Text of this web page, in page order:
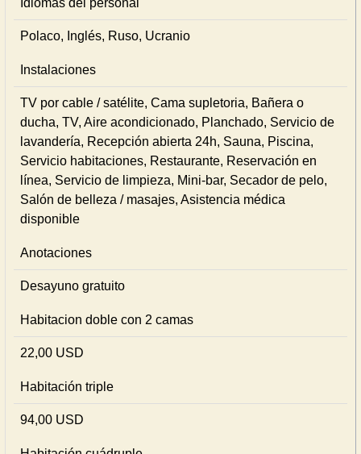
Idiomas del personal
Polaco, Inglés, Ruso, Ucranio
Instalaciones
TV por cable / satélite, Cama supletoria, Bañera o
ducha, TV, Aire acondicionado, Planchado, Servicio de
lavandería, Recepción abierta 24h, Sauna, Piscina,
Servicio habitaciones, Restaurante, Reservación en
línea, Servicio de limpieza, Mini-bar, Secador de pelo,
Salón de belleza / masajes, Asistencia médica
disponible
Anotaciones
Desayuno gratuito
Habitacion doble con 2 camas
22,00 USD
Habitación triple
94,00 USD